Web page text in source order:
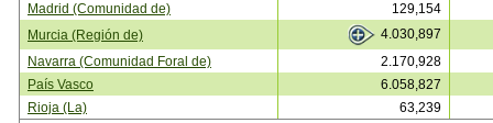
Madrid (Comunidad de)
129,154
Murcia (Región de)
4.030,897
Navarra (Comunidad Foral de)
2.170,928
País Vasco
6.058,827
Rioja (La)
63,239